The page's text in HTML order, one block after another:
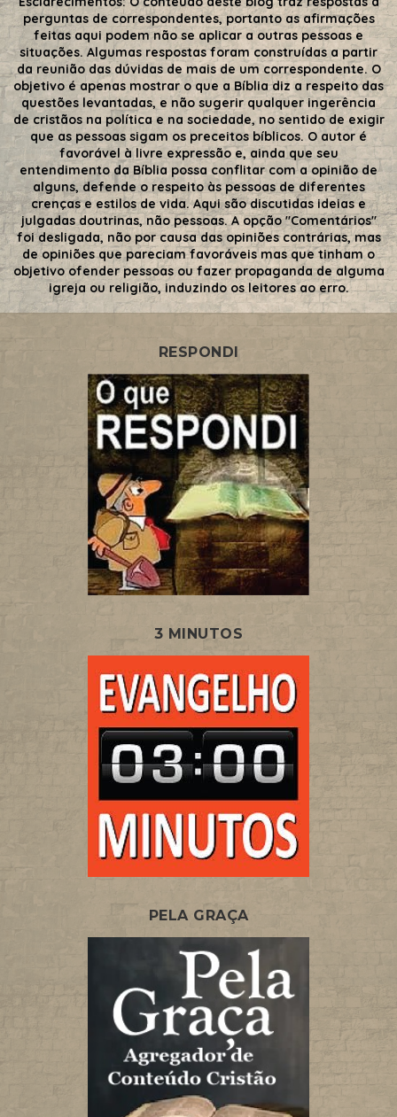
perguntas de correspondentes, portanto as afirmações
feitas aqui podem não se aplicar a outras pessoas e
situações. Algumas respostas foram construídas a partir
da reunião das dúvidas de mais de um correspondente. O
objetivo é apenas mostrar o que a Bíblia diz a respeito das
questões levantadas, e não sugerir qualquer ingerência
de cristãos na política e na sociedade, no sentido de exigir
que as pessoas sigam os preceitos bíblicos. O autor é
favorável à livre expressão e, ainda que seu
entendimento da Bíblia possa conflitar com a opinião de
alguns, defende o respeito às pessoas de diferentes
crenças e estilos de vida. Aqui são discutidas ideias e
julgadas doutrinas, não pessoas. A opção "Comentários"
foi desligada, não por causa das opiniões contrárias, mas
de opiniões que pareciam favoráveis mas que tinham o
objetivo ofender pessoas ou fazer propaganda de alguma
igreja ou religião, induzindo os leitores ao erro.
RESPONDI
3 MINUTOS
PELA GRAÇA